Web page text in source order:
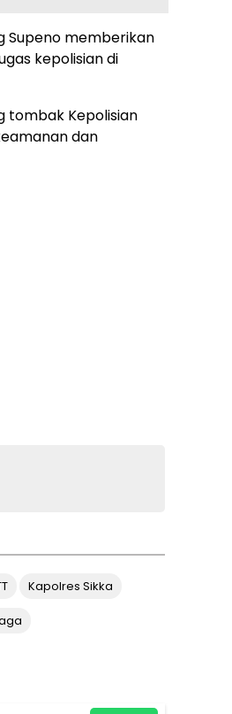
Supeno memberikan
kepolisian di
tombak Kepolisian
dan
Kapolres Sikka